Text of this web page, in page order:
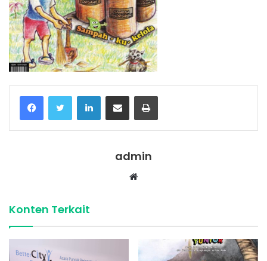
FacebookTwitter LinkedInShare via Email Print
admin
Website
Konten Terkait